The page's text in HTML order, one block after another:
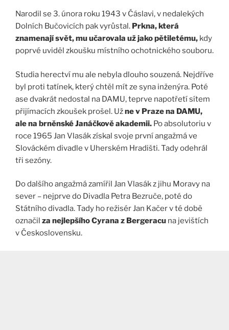
Narodil se 3. února roku 1943 v Čáslavi, v nedalekých
Dolních Bučovicích pak vyrůstal. Prkna, která
znamenají svět, mu učarovala už jako pětiletému, kdy
poprvé uviděl zkoušku místního ochotnického souboru.
Studia herectví mu ale nebyla dlouho souzená. Nejdříve
byl proti tatínek, který chtěl mít ze syna inženýra. Poté
ase dvakrát nedostal na DAMU, teprve napotřetí sítem
přijímacích zkoušek prošel. Užne v Praze na DAMU,
ale na brněnské Janáčkově akademii. Po absolutoriu v
roce 1965 Jan Vlasák získal svoje první angažmá ve
Slováckém divadle v Uherském Hradišti. Tady odehrál
tři sezóny.
Do dalšího angažmá zamířil Jan Vlasák z jihu Moravy na
sever – nejprve do Divadla Petra Bezruče, poté do
Státního divadla. Tady ho režisér Jan Kačer v té době
označil za nejlepšího Cyrana z Bergeracu na jevištích
v Československu.